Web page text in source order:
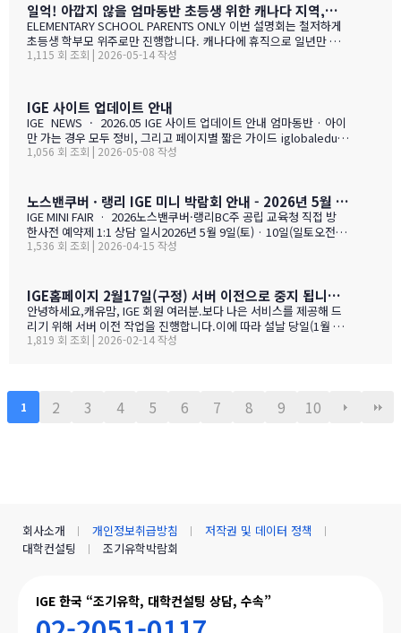
내드리겟습니다.
일억! 아깝지 않을 엄마동반 초등생 위한 캐나다 지역,학교 선택 설명회 5월28(목)
ELEMENTARY SCHOOL PARENTS ONLY 이번 설명회는 철저하게
초등생 학부모 위주로만 진행합니다. 캐나다에 휴직으로 일년만 가
야 하는 가족, 초등생 영어교육 · 북미체험 · 가족 휴식을 위해 캐나
1,115 회 조회 | 2026-05-14 작성
IGE 사이트 업데이트 안내
IGE NEWS · 2026.05 IGE 사이트 업데이트 안내 엄마동반 · 아이
만 가는 경우 모두 정비, 그리고 페이지별 짧은 가이드 iglobaleduca
tion.org 가 새로 업데이트되었습니다. 이번에는 "엄마동반"과 "아
학비 + 2베드 기준 렌트비 + 자녀 한 명 기준 생활비를 모두 합친 1년
예산을 교육청별로 비교해 보실 수 있습니다. 추천 사립학교와 유학
맘들의 리얼한 후기도 같은 페이지에 함께 모았습니다. 자녀가 혼자
가는 경우, 홈스테이·보딩스쿨·관리형 세 가지 형태를 한 …
1,056 회 조회 | 2026-05-08 작성
노스밴쿠버 · 랭리 IGE 미니 박람회 안내 - 2026년 5월 9일(토) · 10일(일)
IGE MINI FAIR · 2026노스밴쿠버·랭리BC주 공립 교육청 직접 방
한사전 예약제 1:1 상담 일시2026년 5월 9일(토) · 10일(일토오전 1
1시 — 오후 3시장소IGE 도곡동 사무실서울시 강남구 언주로 201, 2
가등록 폼으로 이동합니다SECTION 01 · 방한 교육청노스밴쿠버
교육청NORTH VANCOUVER · SD 44 밴쿠버 다운타운에서 Lions
Gate Bridge를 건너면 20분 내로 도착하는 근교 주거 중심 지역입
니다. 산·바다·숲이 어우러진 자연환경과, 밴쿠버 메트로 지역 중 가
1,536 회 조회 | 2026-04-15 작성
IGE홈페이지 2월17일(구정) 서버 이전으로 중지 됩니다.- 이해 부탁 드리며
안녕하세요,캐유맘, IGE 회원 여러분.보다 나은 서비스를 제공해 드
리기 위해 서버 이전 작업을 진행합니다.이에 따라 설날 당일(1월 29
일) 오전 중 IGE 홈페이지(iglobaleducation.org) 접속이 일시적으
GE (I Global Education)
1,819 회 조회 | 2026-02-14 작성
1 2 3 4 5 6 7 8 9 10
IGE 한국 “조기유학, 대학컨설팅 상담, 수속”
회사소개 개인정보취급방침
저작권 및 데이터 정책
대학컨설팅
조기유학박람회